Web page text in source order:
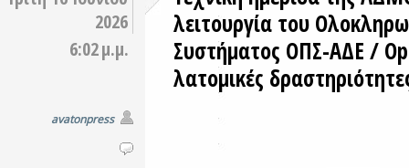
2026
6:02 μ.μ.
avatonpress
λειτουργία του
Συστήματος ΟΠΣ-ΑΔΕ /
λατομικές